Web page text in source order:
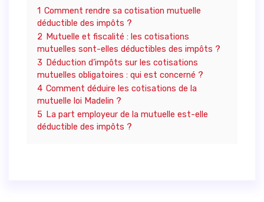
1 Comment rendre sa cotisation mutuelle
déductible des impôts ?
2 Mutuelle et fiscalité : les cotisations
mutuelles sont-elles déductibles des impôts ?
3 Déduction d’impôts sur les cotisations
mutuelles obligatoires : qui est concerné ?
4 Comment déduire les cotisations de la
mutuelle loi Madelin ?
5 La part employeur de la mutuelle est-elle
déductible des impôts ?